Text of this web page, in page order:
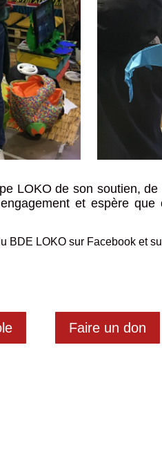
LOKO de son soutien,
et espère
BDE LOKO sur Facebook et
Faire un don